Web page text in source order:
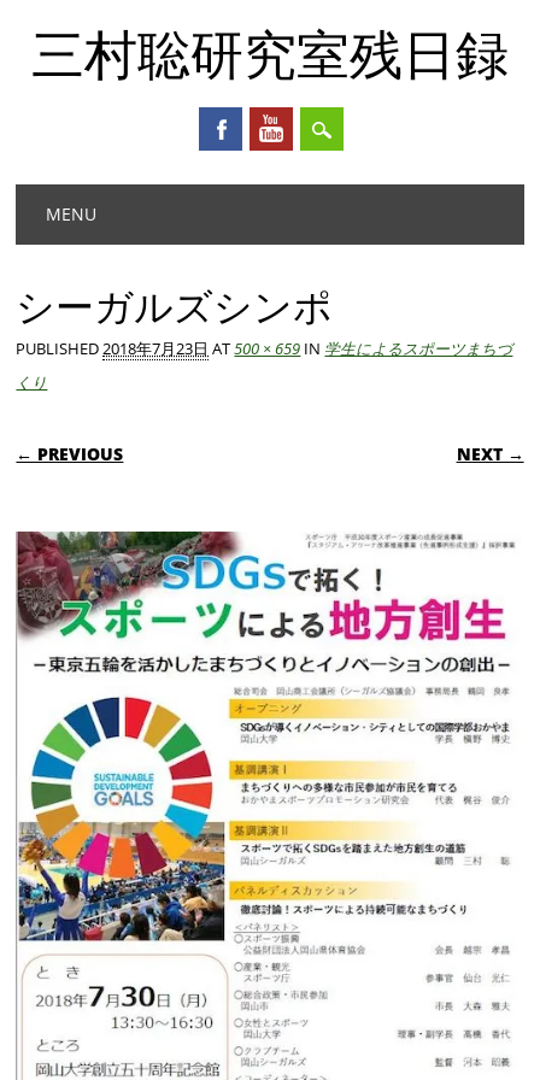
三村聡研究室残日録
Main menu
MENU
シーガルズシンポ
PUBLISHED2018年7月23日 AT500 × 659 IN 学生によるスポーツまちづ
くり
← PREVIOUS NEXT →